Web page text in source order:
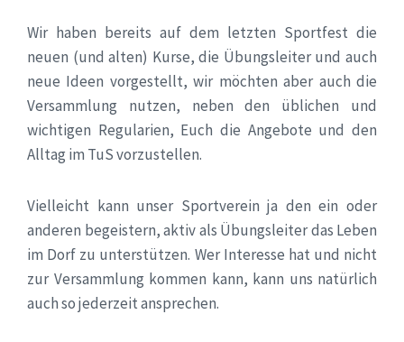
Wir haben bereits auf dem letzten Sportfest die
neuen (und alten) Kurse, die Übungsleiter und auch
neue Ideen vorgestellt, wir möchten aber auch die
Versammlung nutzen, neben den üblichen und
wichtigen Regularien, Euch die Angebote und den
Alltag im TuS vorzustellen.
Vielleicht kann unser Sportverein ja den ein oder
anderen begeistern, aktiv als Übungsleiter das Leben
im Dorf zu unterstützen. Wer Interesse hat und nicht
zur Versammlung kommen kann, kann uns natürlich
auch so jederzeit ansprechen.